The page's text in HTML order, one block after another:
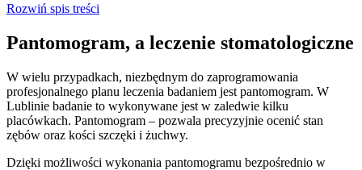
Rozwiń spis treści
Pantomogram, a leczenie stomatologiczne
W wielu przypadkach, niezbędnym do zaprogramowania
profesjonalnego planu leczenia badaniem jest pantomogram. W
Lublinie badanie to wykonywane jest w zaledwie kilku
placówkach. Pantomogram – pozwala precyzyjnie ocenić stan
zębów oraz kości szczęki i żuchwy.
Dzięki możliwości wykonania pantomogramu bezpośrednio w